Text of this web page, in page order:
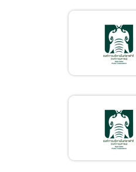
2562 ถึง 30 กันย
2563) จำนวน 1 งา
ประกวดราคาอิเล็
(e-bidding)
(ภาษาไทย) ประกา
การเสนอราคา จ้าง
กิจกรรมประกวดค
ท่องเที่ยวเชียงให
ซาฟารี โดยวิธีเฉพา
(ภาษาไทย) เผยแพร่
แผนการจัดซื้อจัดจ้า
ปีงบประมาณ พ.ศ
โครงการ ซื้ออาหา